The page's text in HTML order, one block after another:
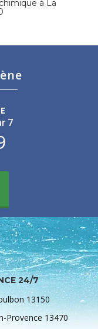
à La
7
24/7
13150
Provence 13470